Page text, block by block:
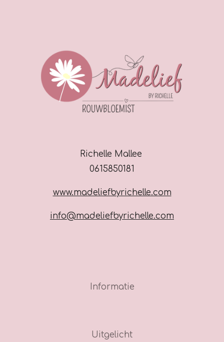
Richelle Mallee
0615850181
www.madeliefbyrichelle.com
info@madeliefbyrichelle.com
Informatie
Uitgelicht